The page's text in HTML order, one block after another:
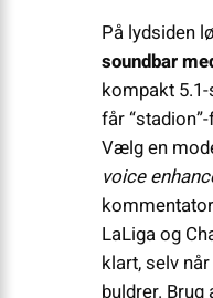
På lydsiden
soundbar
kompakt
får
Vælg en
voice
LaLiga og
klart, selv
buldrer. Brug